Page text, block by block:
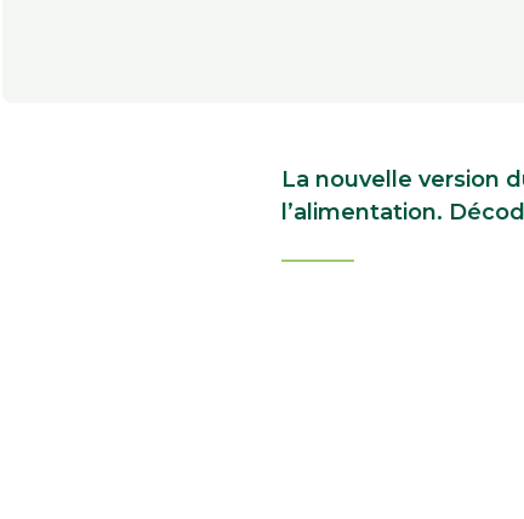
La nouvelle version
l’alimentation.